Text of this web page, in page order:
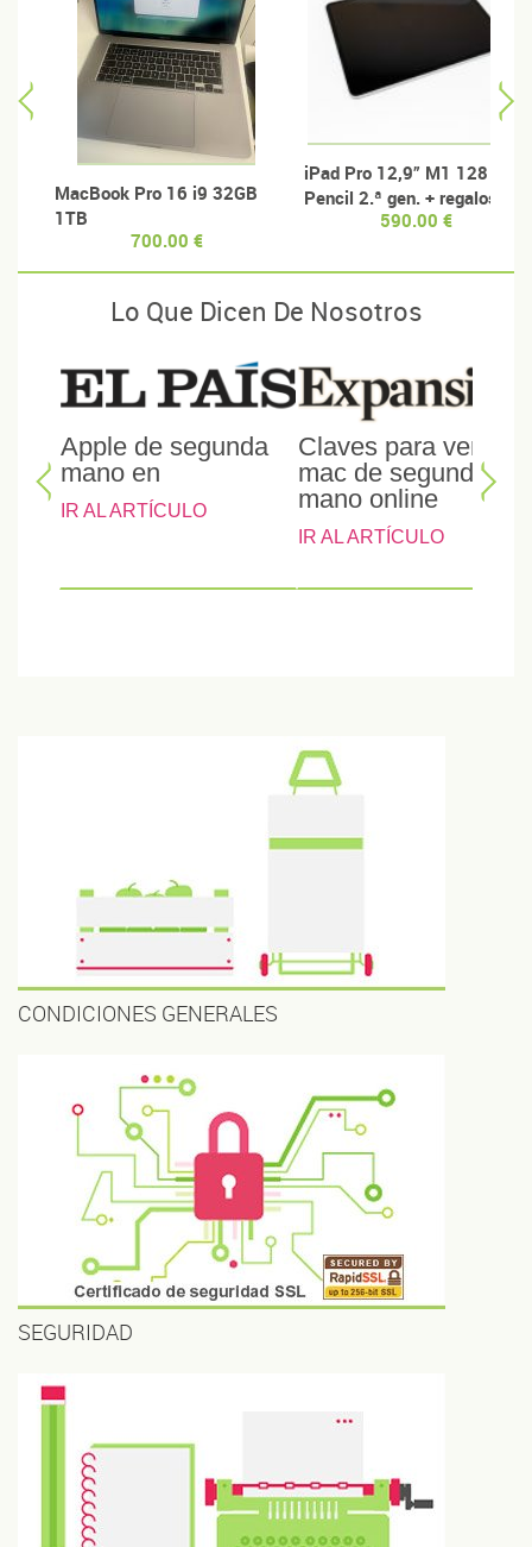
MacBook Pro 16 i9 32GB
1TB
700.00 €
iPad Pro 12,9” M1 128 GB +
Pencil 2.ª gen. + regalos
590.00 €
Lo Que Dicen De Nosotros
Apple de segunda
mano en
IR AL ARTÍCULO
Claves para vender
mac de segunda
mano online
IR AL ARTÍCULO
CONDICIONES GENERALES
SEGURIDAD